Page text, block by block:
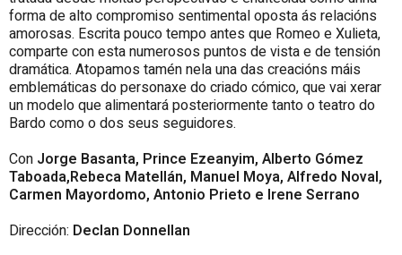
forma de alto compromiso sentimental oposta ás relacións
amorosas. Escrita pouco tempo antes que Romeo e Xulieta,
comparte con esta numerosos puntos de vista e de tensión
dramática. Atopamos tamén nela una das creacións máis
emblemáticas do personaxe do criado cómico, que vai xerar
un modelo que alimentará posteriormente tanto o teatro do
Bardo como o dos seus seguidores.
Con Jorge Basanta, Prince Ezeanyim, Alberto Gómez
Taboada,Rebeca Matellán, Manuel Moya, Alfredo Noval,
Carmen Mayordomo, Antonio Prieto e Irene Serrano
Dirección: Declan Donnellan